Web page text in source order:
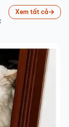
Xem tất cả